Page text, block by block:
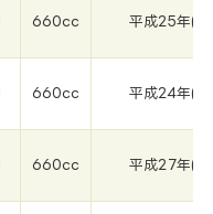
660cc 平成25年
660cc 平成24年
660cc 平成27年